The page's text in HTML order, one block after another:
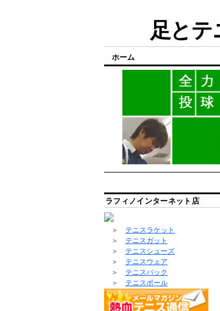
足と
ホーム
ラフィノインターネット店
＞ テニスラケット
＞ テニスガット
＞ テニスシューズ
＞ テニスウェア
＞ テニスバック
＞ テニスボール